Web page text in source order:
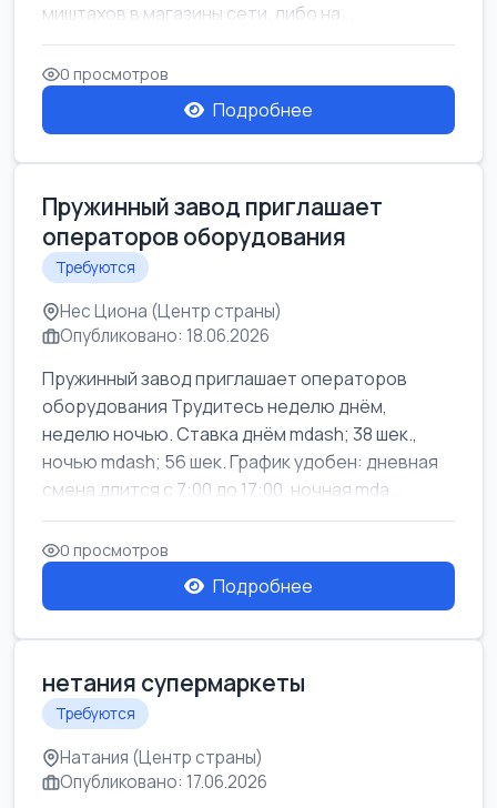
миштахов в магазины сети, либо на...
0 просмотров
Подробнее
Пружинный завод приглашает
операторов оборудования
Требуются
Нес Циона (Центр страны)
Опубликовано: 18.06.2026
Пружинный завод приглашает операторов
оборудования Трудитесь неделю днём,
неделю ночью. Ставка днём mdash; 38 шек.,
ночью mdash; 56 шек. График удобен: дневная
смена длится с 7:00 до 17:00, ночная mda...
0 просмотров
Подробнее
нетания супермаркеты
Требуются
Натания (Центр страны)
Опубликовано: 17.06.2026